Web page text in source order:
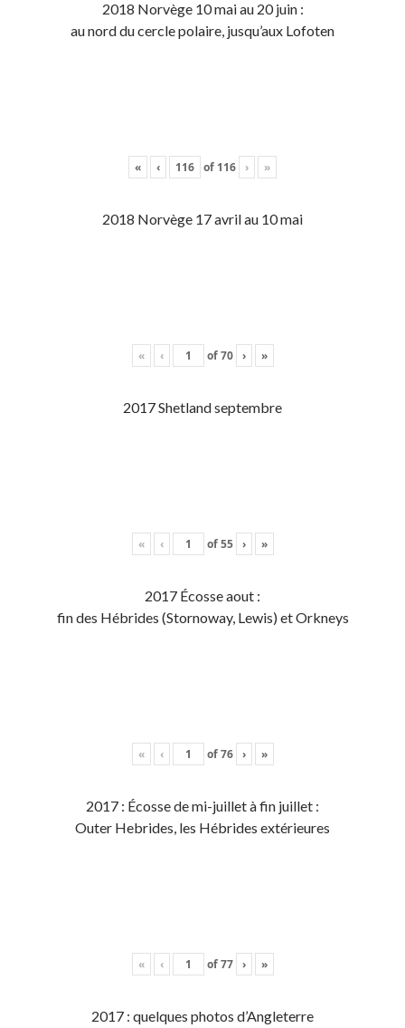
2018 Norvège 10 mai au 20 juin :
au nord du cercle polaire, jusqu’aux Lofoten
« ‹ of 116 › »
2018 Norvège 17 avril au 10 mai
« ‹ of70 › »
2017 Shetland septembre
« ‹ of55 › »
2017 Écosse aout :
fin des Hébrides (Stornoway, Lewis) et Orkneys
« ‹ of76 › »
2017 : Écosse de mi-juillet à fin juillet :
Outer Hebrides, les Hébrides extérieures
« ‹ of77 › »
2017 : quelques photos d’Angleterre